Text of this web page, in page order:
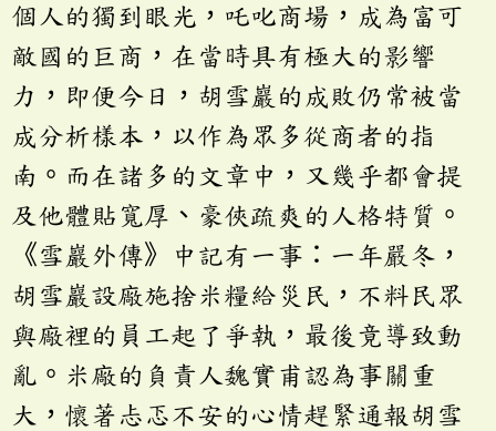
個人的獨到眼光，吒叱商場，成為富可
敵國的巨商，在當時具有極大的影響
力，即便今日，胡雪巖的成敗仍常被當
成分析樣本，以作為眾多從商者的指
南。而在諸多的文章中，又幾乎都會提
及他體貼寬厚、豪俠疏爽的人格特質。
《雪巖外傳》中記有一事：一年嚴冬，
胡雪巖設廠施捨米糧給災民，不料民眾
與廠裡的員工起了爭執，最後竟導致動
亂。米廠的負責人魏實甫認為事關重
大，懷著忐忑不安的心情趕緊通報胡雪